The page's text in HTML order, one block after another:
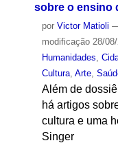
sobre o ensino
por Victor Matioli
modificação28/08/
Humanidades
Cultura, Arte,
Além de
há artigos
cultura e uma
Singer